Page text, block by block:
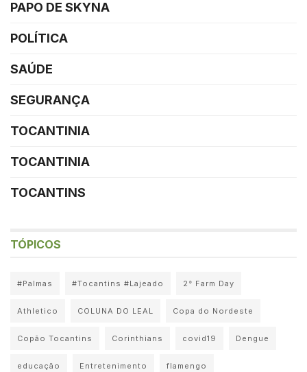
PAPO DE SKYNA
POLÍTICA
SAÚDE
SEGURANÇA
TOCANTINIA
TOCANTINIA
TOCANTINS
TÓPICOS
#Palmas #Tocantins #Lajeado 2° Farm Day
Athletico COLUNA DO LEAL Copa do Nordeste
Copão Tocantins Corinthians covid19 Dengue
educação Entretenimento flamengo